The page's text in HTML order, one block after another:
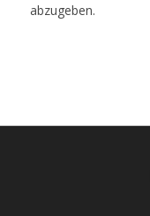
abzugeben.